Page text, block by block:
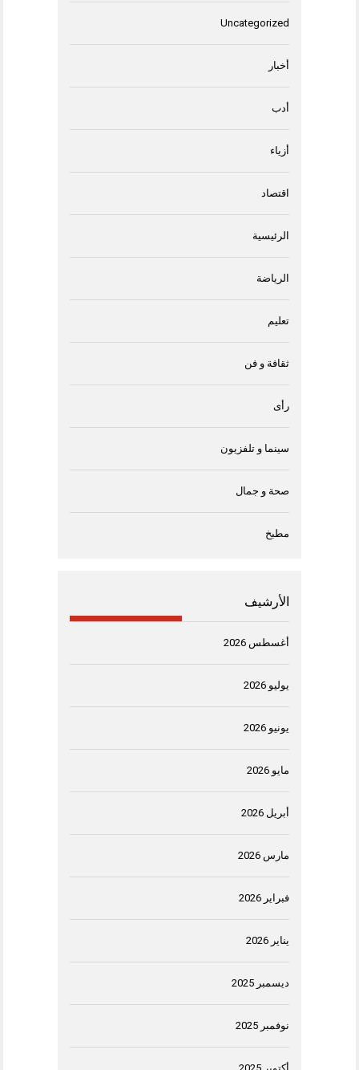
Uncategorized
أخبار
أدب
أزياء
اقتصاد
الرئيسية
الرياضة
تعليم
ثقافة و فن
رأى
سينما و تلفزيون
صحة و جمال
مطبخ
الأرشيف
أغسطس 2026
يوليو 2026
يونيو 2026
مايو 2026
أبريل 2026
مارس 2026
فبراير 2026
يناير 2026
ديسمبر 2025
نوفمبر 2025